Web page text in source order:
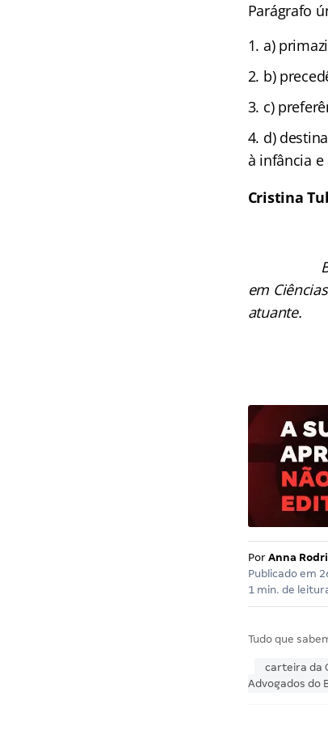
Parágrafo
a)
b)
c)
d)
à infância e
Cristina
em
atuante.
Por Anna
Publicado em
1 min. de
Tudo que
carteira da
Advogados do